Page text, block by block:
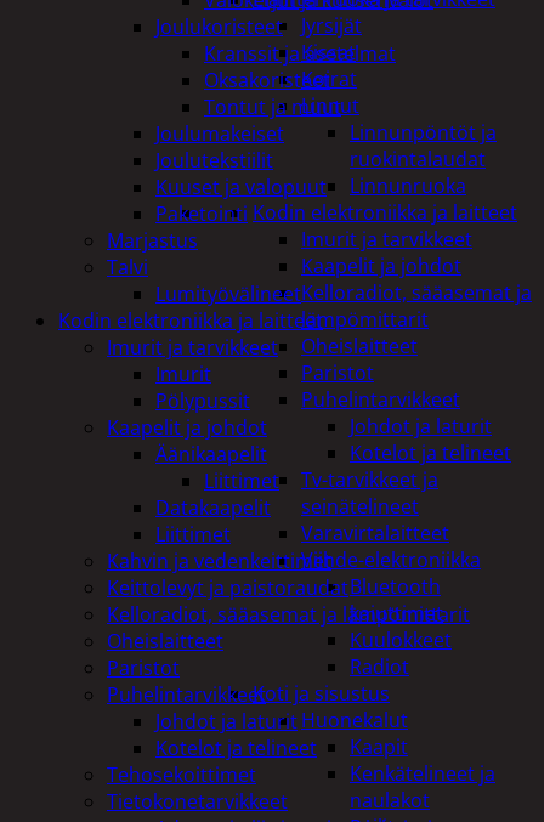
Jyrsijät
Kissat
Koirat
Linnut
Linnunpöntöt ja
ruokintalaudat
Linnunruoka
Kodin elektroniikka ja laitteet
Imurit ja tarvikkeet
Kaapelit ja johdot
Kelloradiot, sääasemat ja
lämpömittarit
Oheislaitteet
Paristot
Puhelintarvikkeet
Johdot ja laturit
Kotelot ja telineet
Tv-tarvikkeet ja
seinätelineet
Varavirtalaitteet
Viihde-elektroniikka
Bluetooth
kaiuttimet
Kuulokkeet
Radiot
Koti ja sisustus
Huonekalut
Kaapit
Kenkätelineet ja
naulakot
Joulukoristeet
Kranssit ja asetelmat
Oksakoristeet
Tontut ja muut
Joulumakeiset
Joulutekstiilit
Kuuset ja valopuut
Paketointi
Marjastus
Talvi
Lumityövälineet
Kodin elektroniikka ja laitteet
Imurit ja tarvikkeet
Imurit
Pölypussit
Kaapelit ja johdot
Äänikaapelit
Liittimet
Datakaapelit
Liittimet
Kahvin ja vedenkeittimet
Keittolevyt ja paistoraudat
Kelloradiot, sääasemat ja lämpömittarit
Oheislaitteet
Paristot
Puhelintarvikkeet
Johdot ja laturit
Kotelot ja telineet
Tehosekoittimet
Tietokonetarvikkeet